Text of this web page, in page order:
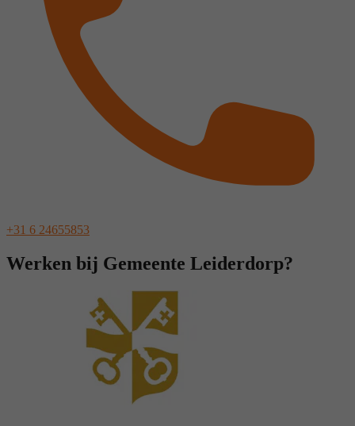
+31 6 24655853
Werken bij Gemeente Leiderdorp?